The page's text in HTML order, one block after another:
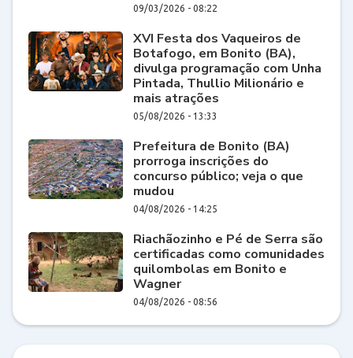
09/03/2026 - 08:22
XVI Festa dos Vaqueiros de
Botafogo, em Bonito (BA),
divulga programação com Unha
Pintada, Thullio Milionário e
mais atrações
05/08/2026 - 13:33
Prefeitura de Bonito (BA)
prorroga inscrições do
concurso público; veja o que
mudou
04/08/2026 - 14:25
Riachãozinho e Pé de Serra são
certificadas como comunidades
quilombolas em Bonito e
Wagner
04/08/2026 - 08:56